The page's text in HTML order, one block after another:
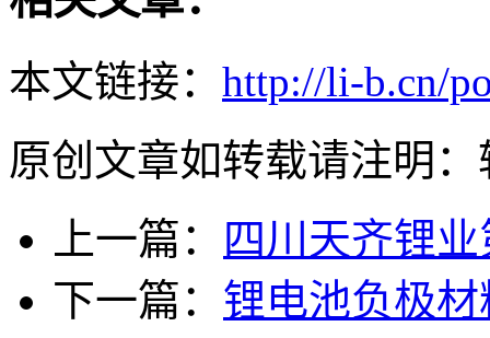
本文链接： http://li-b.cn/
原创文章如转载请注明：
上一篇：
四川天齐锂
下一篇： 锂电池负极